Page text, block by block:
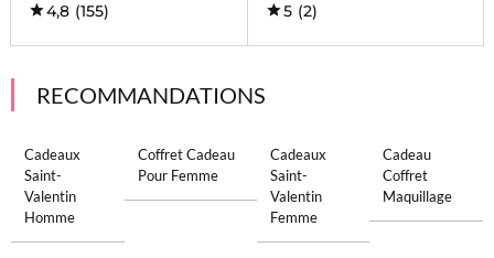
4,8 (155) 5 (2)
RECOMMANDATIONS
Cadeaux
Saint-
Valentin
Homme
Coffret Cadeau
Pour Femme
Cadeaux
Saint-
Valentin
Femme
Cadeau
Coffret
Maquillage